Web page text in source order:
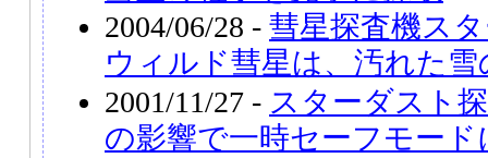
2004/06/28 - 彗星探査機ス
ウィルド彗星は、汚れた
2001/11/27 - スターダスト
の影響で一時セーフモード